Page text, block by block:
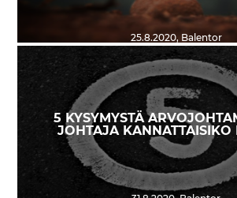
25.8.2020, Balentor
5 KYSYMYSTÄ
JOHTAJA KANNATTAISIKO